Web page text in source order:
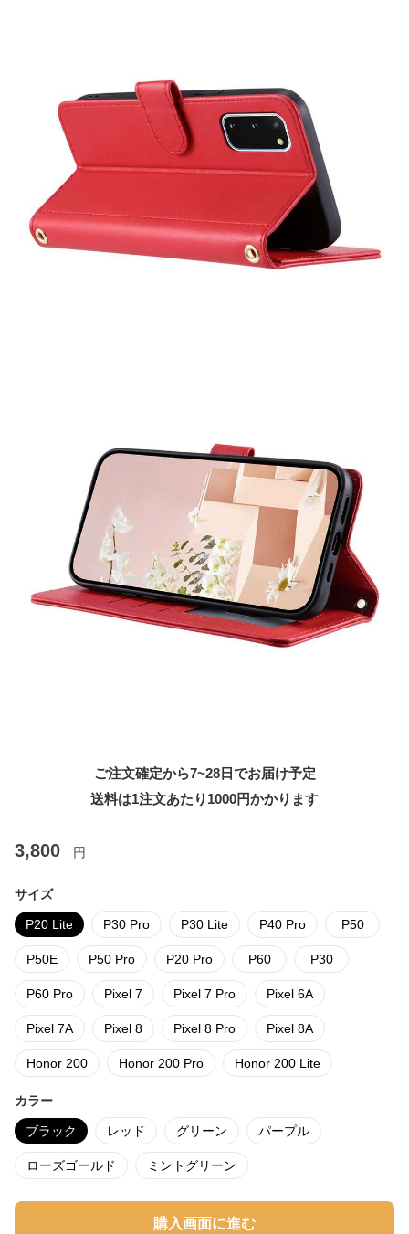
ご注文確定から7~28日でお届け予定
送料は1注文あたり 1000円かかります
3,800 円
サイズ
P20 Lite P30 Pro P30 Lite P40 Pro P50
P50E P50 Pro P20 Pro P60 P30
P60 Pro Pixel 7 Pixel 7 Pro Pixel 6A
Pixel 7A Pixel 8 Pixel 8 Pro Pixel 8A
Honor 200 Honor 200 Pro Honor 200 Lite
カラー
ブラック レッド グリーン パープル
ローズゴールド ミントグリーン
購入画面に進む